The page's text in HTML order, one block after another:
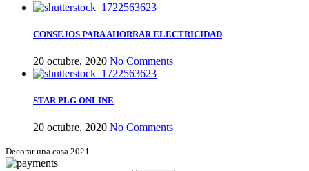
CONSEJOS PARA AHORRAR ELECTRICIDAD
20 octubre, 2020 No Comments
STAR PLG ONLINE
20 octubre, 2020 No Comments
Decorar una casa 2021